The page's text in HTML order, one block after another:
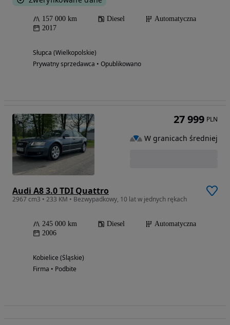
157 000 km Diesel
Automatyczna
2017
Słupca (Wielkopolskie)
Prywatny sprzedawca • Opublikowano
Audi A8 3.0 TDI Quattro
2967 cm3 • 233 KM • Bezwypadkowy, 10 lat w jednych rękach
245 000 km Diesel
Automatyczna
2006
Kobielice (Śląskie)
Firma • Podbite
27 999 PLN
W granicach średniej